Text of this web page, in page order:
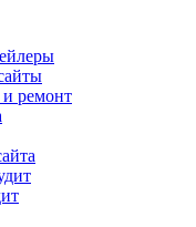
и ремонт